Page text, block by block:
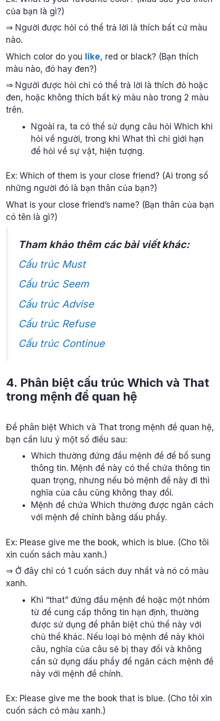
của bạn là gì?)
⇒ Người được hỏi có thể trả lời là thích bất cứ màu
nào.
Which color do you like, red or black? (Bạn thích
màu nào, đó hay đen?)
⇒ Người được hỏi chỉ có thể trả lời là thích đỏ hoặc
đen, hoặc không thích bất kỳ màu nào trong 2 màu
trên.
Ngoài ra, ta có thể sử dụng câu hỏi Which khi
hỏi về người, trong khi What thì chỉ giới hạn
để hỏi về sự vật, hiện tượng.
Ex: Which of them is your close friend? (Ai trong số
những người đó là bạn thân của bạn?)
What is your close friend’s name? (Bạn thân của bạn
có tên là gì?)
Tham khảo thêm các bài viết khác:
Cấu trúc Must
Cấu trúc Seem
Cấu trúc Advise
Cấu trúc Refuse
Cấu trúc Continue
4. Phân biệt cấu trúc Which và That
trong mệnh đề quan hệ
Để phân biệt Which và That trong mệnh đề quan hệ,
bạn cần lưu ý một số điều sau:
Which thường đứng đầu mệnh đề để bổ sung
thông tin. Mệnh đề này có thể chứa thông tin
quan trọng, nhưng nếu bỏ mệnh đề này đi thì
nghĩa của câu cũng không thay đổi.
Mệnh đề chứa Which thường được ngăn cách
với mệnh đề chính bằng dấu phẩy.
Ex: Please give me the book, which is blue. (Cho tôi
xin cuốn sách màu xanh.)
⇒ Ở đây chỉ có 1 cuốn sách duy nhất và nó có màu
xanh.
Khi “that” đứng đầu mệnh đề hoặc một nhóm
từ để cung cấp thông tin hạn định, thường
được sử dụng để phân biệt chủ thể này với
chủ thể khác. Nếu loại bỏ mệnh đề này khỏi
câu, nghĩa của câu sẽ bị thay đổi và không
cần sử dụng dấu phẩy để ngăn cách mệnh đề
này với mệnh đề chính.
Ex: Please give me the book that is blue. (Cho tôi xin
cuốn sách có màu xanh.)